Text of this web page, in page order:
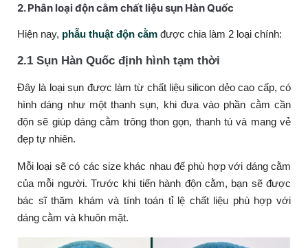
2. Phân loại độn cằm chất liệu sụn Hàn Quốc
Hiện nay, phẫu thuật độn cằm được chia làm 2 loại chính:
2.1 Sụn Hàn Quốc định hình tạm thời
Đây là loại sụn được làm từ chất liệu silicon dẻo cao cấp, có
hình dáng như một thanh sụn, khi đưa vào phần cằm cần
độn sẽ giúp dáng cằm trông thon gọn, thanh tú và mang vẻ
đẹp tự nhiên.
Mỗi loại sẽ có các size khác nhau để phù hợp với dáng cằm
của mỗi người. Trước khi tiến hành độn cằm, bạn sẽ được
bác sĩ thăm khám và tính toán tỉ lệ chất liệu phù hợp với
dáng cằm và khuôn mặt.